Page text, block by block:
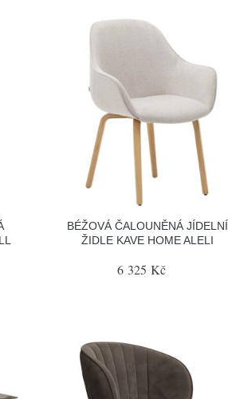
BÉŽOVÁ ČALOUNĚNÁ JÍDELNÍ
ŽIDLE KAVE HOME ALELI
6 325 Kč